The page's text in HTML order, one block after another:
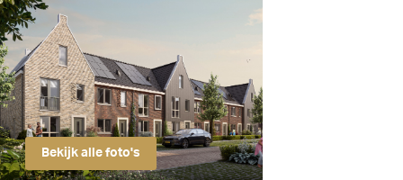
Bekijk alle foto's